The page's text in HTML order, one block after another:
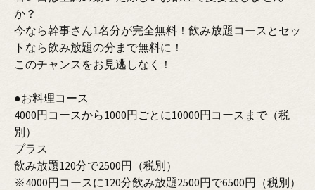
か？
今なら幹事さん1名分が完全無料！飲み放題コースとセッ
トなら飲み放題の分まで無料に！
このチャンスをお見逃しなく！
●お料理コース
4000円コースから1000円ごとに10000円コースまで（税
別）
プラス
飲み放題120分で2500円（税別）
※4000円コースに120分飲み放題2500円で6500円（税別）